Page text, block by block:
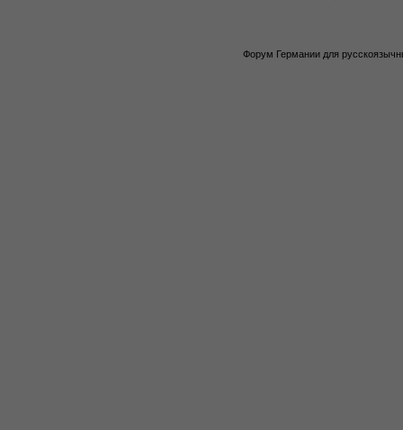
Форум Германии для